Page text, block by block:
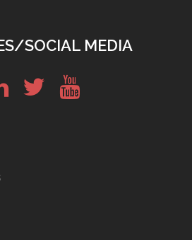
SOCIAL MEDIA